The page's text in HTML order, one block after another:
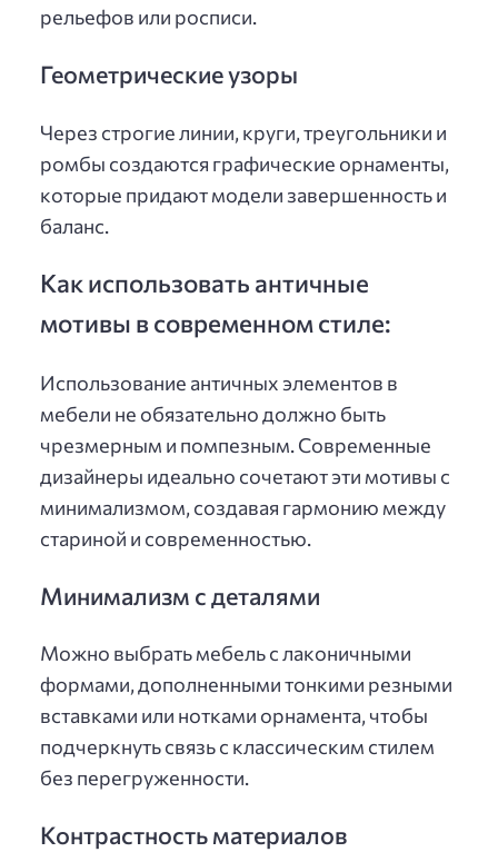
рельефов или росписи.
Геометрические узоры
Через строгие линии, круги, треугольники и
ромбы создаются графические орнаменты,
которые придают модели завершенность и
баланс.
Как использовать античные
мотивы в современном стиле:
Использование античных элементов в
мебели не обязательно должно быть
чрезмерным и помпезным. Современные
дизайнеры идеально сочетают эти мотивы с
минимализмом, создавая гармонию между
стариной и современностью.
Минимализм с деталями
Можно выбрать мебель с лаконичными
формами, дополненными тонкими резными
вставками или нотками орнамента, чтобы
подчеркнуть связь с классическим стилем
без перегруженности.
Контрастность материалов